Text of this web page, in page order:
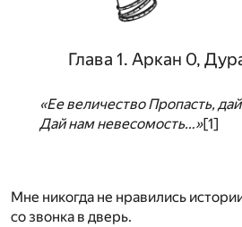
Глава 1. Аркан 0,
«Ее величество Пропасть,
Дай нам невесомость…»[1]
Мне никогда не нравились
со звонка в дверь.